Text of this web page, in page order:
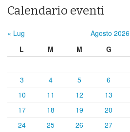
Calendario eventi
« Lug Agosto 2026
L
M M G
3
4 5 6
10
11 12 13
17
18 19 20
24
25 26 27